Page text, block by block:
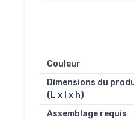
Couleur
Dimensions du
(L x l x h)
Assemblage requis